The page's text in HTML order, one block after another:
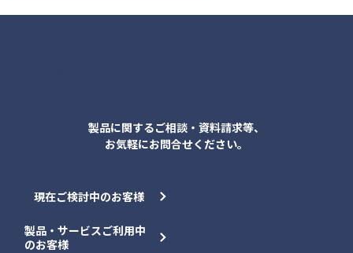
製品に関するご相談・資料請求等、
お気軽にお問合せください。
現在ご検討中のお客様
製品・サービスご利用中
のお客様